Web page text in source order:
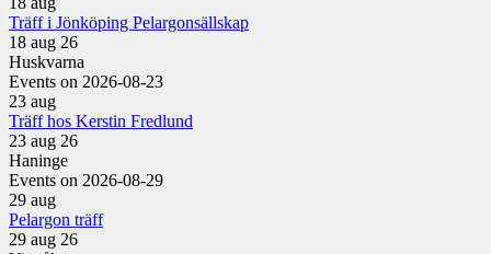
Träff i Jönköping Pelargonsällskap
18 aug 26
Huskvarna
Events on 2026-08-23
23 aug
Träff hos Kerstin Fredlund
23 aug 26
Haninge
Events on 2026-08-29
29 aug
Pelargon träff
29 aug 26